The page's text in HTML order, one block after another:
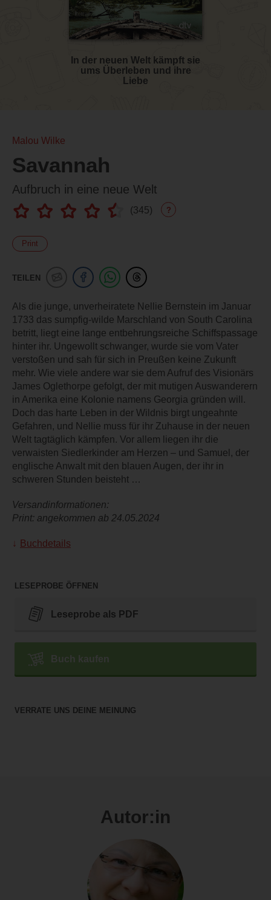
In der neuen Welt kämpft sie
ums Überleben und ihre
Liebe
Malou Wilke
Savannah
Aufbruch in eine neue Welt
(345) ?
Print
TEILEN
Als die junge, unverheiratete Nellie Bernstein im Januar
1733 das sumpfig-wilde Marschland von South Carolina
betritt, liegt eine lange entbehrungsreiche Schiffspassage
hinter ihr. Ungewollt schwanger, wurde sie vom Vater
verstoßen und sah für sich in Preußen keine Zukunft
mehr. Wie viele andere war sie dem Aufruf des Visionärs
James Oglethorpe gefolgt, der mit mutigen Auswanderern
in Amerika eine Kolonie namens Georgia gründen will.
Doch das harte Leben in der Wildnis birgt ungeahnte
Gefahren, und Nellie muss für ihr Zuhause in der neuen
Welt tagtäglich kämpfen. Vor allem liegen ihr die
verwaisten Siedlerkinder am Herzen – und Samuel, der
englische Anwalt mit den blauen Augen, der ihr in
schweren Stunden beisteht …
Versandinformationen:
Print: angekommen ab 24.05.2024
Buchdetails
LESEPROBE ÖFFNEN
Leseprobe als PDF
Buch kaufen
VERRATE UNS DEINE MEINUNG
Autor:in